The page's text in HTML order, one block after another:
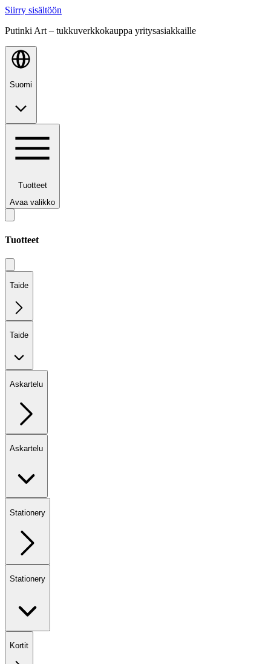
Siirry sisältöön
Putinki Art – tukkuverkkokauppa yritysasiakkaille
Suomi
Tuotteet
Avaa valikko
Tuotteet
Taide
Taide
Askartelu
Askartelu
Stationery
Stationery
Kortit